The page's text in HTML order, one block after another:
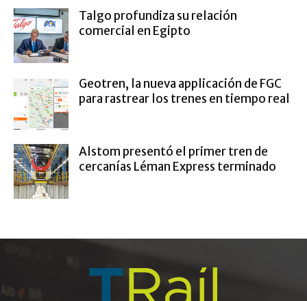
Talgo profundiza su relación
comercial en Egipto
Geotren, la nueva applicación de FGC
para rastrear los trenes en tiempo real
Alstom presentó el primer tren de
cercanías Léman Express terminado